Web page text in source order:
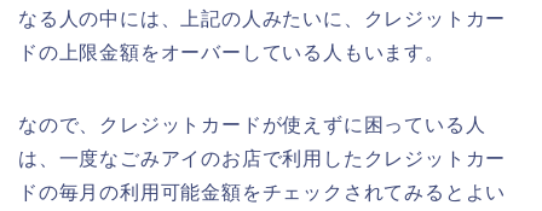
なる人の中には、上記の人みたいに、クレジットカー
ドの上限金額をオーバーしている人もいます。
なので、クレジットカードが使えずに困っている人
は、一度なごみアイのお店で利用したクレジットカー
ドの毎月の利用可能金額をチェックされてみるとよい